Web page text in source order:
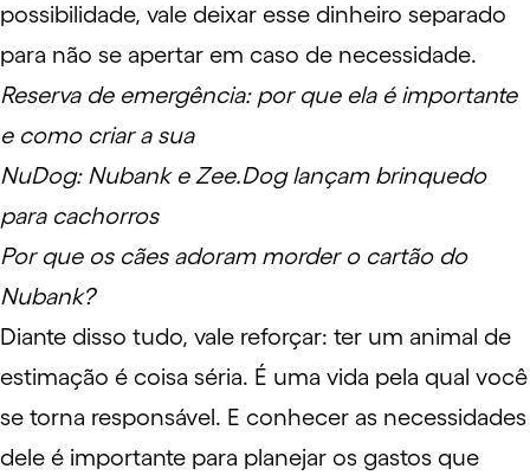
possibilidade, vale deixar esse dinheiro separado
para não se apertar em caso de necessidade.
Reserva de emergência: por que ela é importante
e como criar a sua
NuDog: Nubank e Zee.Dog lançam brinquedo
para cachorros
Por que os cães adoram morder o cartão do
Nubank?
Diante disso tudo, vale reforçar: ter um animal de
estimação é coisa séria. É uma vida pela qual você
se torna responsável. E conhecer as necessidades
dele é importante para planejar os gastos que